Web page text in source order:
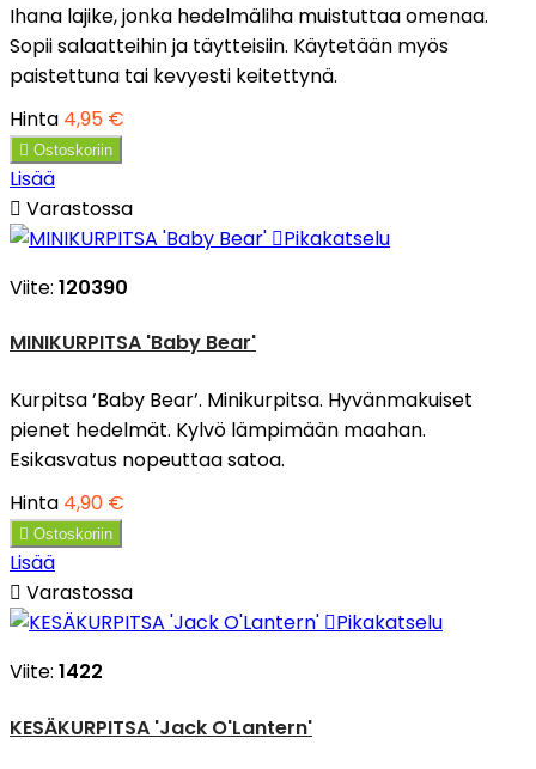
Ihana lajike, jonka hedelmäliha muistuttaa omenaa.
Sopii salaatteihin ja täytteisiin. Käytetään myös
paistettuna tai kevyesti keitettynä.
Hinta 4,95 €
 Ostoskoriin
Lisää
 Varastossa
Pikakatselu
Viite: 120390
MINIKURPITSA 'Baby Bear'
Kurpitsa ’Baby Bear’. Minikurpitsa. Hyvänmakuiset
pienet hedelmät. Kylvö lämpimään maahan.
Esikasvatus nopeuttaa satoa.
Hinta 4,90 €
 Ostoskoriin
Lisää
 Varastossa
Pikakatselu
Viite: 1422
KESÄKURPITSA 'Jack O'Lantern'